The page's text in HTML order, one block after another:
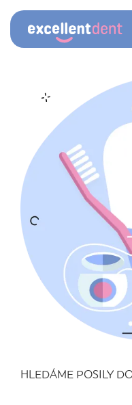
HLEDÁME POSILY